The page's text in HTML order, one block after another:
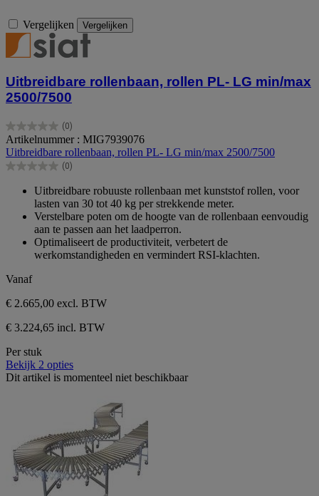
Vergelijken Vergelijken
Uitbreidbare rollenbaan, rollen PL- LG min/max
2500/7500
(0)
0.0
van
de
5
Artikelnummer : MIG7939076
Uitbreidbare rollenbaan, rollen PL- LG min/max 2500/7500
(0)
0.0
sterren.
Uitbreidbare robuuste rollenbaan met kunststof rollen, voor
lasten van 30 tot 40 kg per strekkende meter.
Verstelbare poten om de hoogte van de rollenbaan eenvoudig
aan te passen aan het laadperron.
Optimaliseert de productiviteit, verbetert de
werkomstandigheden en vermindert RSI-klachten.
Vanaf
€ 2.665,00 excl. BTW
€ 3.224,65 incl. BTW
Per stuk
Bekijk 2 opties
Dit artikel is momenteel niet beschikbaar